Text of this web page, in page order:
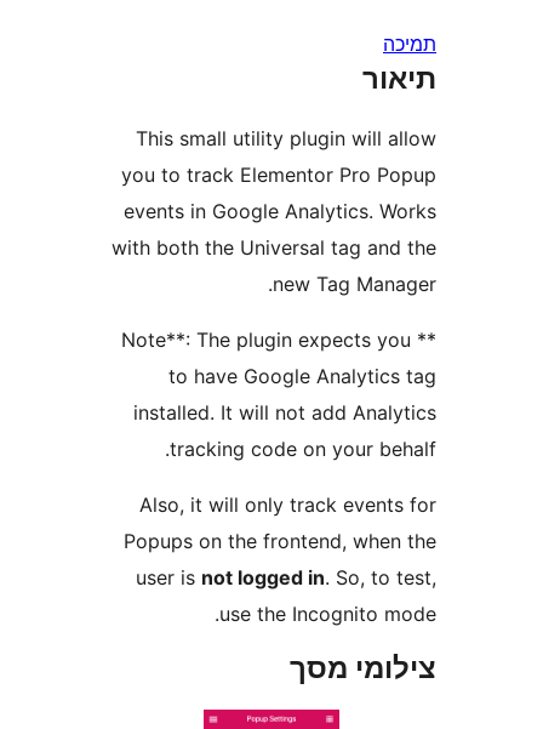
This small utility plugin
you to track Elementor Pro
events in Google Analytics.
with both the Universal tag
new Tag
** Note**: The plugin expects
to have Google
installed. It will not add
tracking code on your
Also, it will only track
Popups on the frontend,
user isnot logged in
use the Incognito